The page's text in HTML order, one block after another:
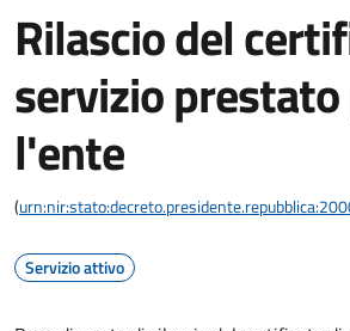
Rilascio del
servizio
l'ente
(
Servizio attivo